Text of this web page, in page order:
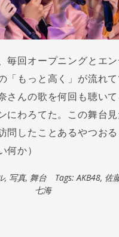
毎回オープニングとエ
「もっと高く」が流れ
さんの歌を何回も聴いて
にわろてた。この舞台
問したことあるやつお
何か）
, 写真, 舞台 Tags:AKB48, 佐
七海